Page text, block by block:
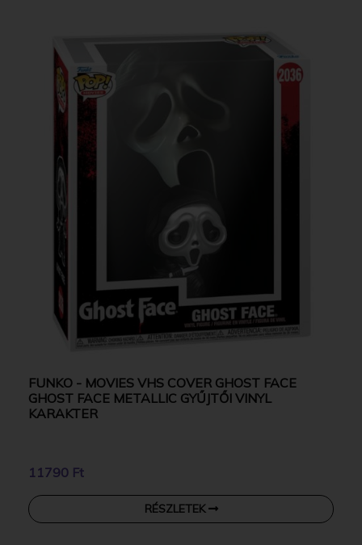
FUNKO - MOVIES VHS COVER GHOST FACE
GHOST FACE METALLIC GYŰJTŐI VINYL
KARAKTER
11790 Ft
RÉSZLETEK